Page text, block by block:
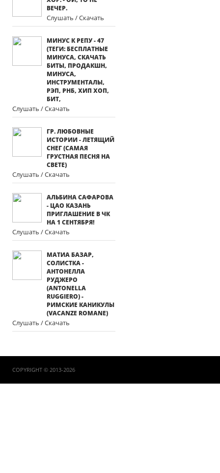
ВЕЧЕР.
Слушать / Скачать
МИНУС К РЕПУ - 47
(ТЕГИ: БЕСПЛАТНЫЕ
МИНУСА, СКАЧАТЬ
БИТЫ, ПРОДАКШН,
МИНУСА,
ИНСТРУМЕНТАЛЫ,
РЭП, РНБ, ХИП ХОП,
БИТ,
Слушать / Скачать
ГР. ЛЮБОВНЫЕ
ИСТОРИИ - ЛЕТЯЩИЙ
СНЕГ (САМАЯ
ГРУСТНАЯ ПЕСНЯ НА
СВЕТЕ)
Слушать / Скачать
АЛЬБИНА САФАРОВА
- ЦАО КАЗАНЬ
ПРИГЛАШЕНИЕ В ЧК
НА 1 СЕНТЯБРЯ!
Слушать / Скачать
МАТИА БАЗАР,
СОЛИСТКА -
АНТОНЕЛЛА
РУДЖЕРО
(ANTONELLA
RUGGIERO) -
РИМСКИЕ КАНИКУЛЫ
(VACANZE ROMANE)
Слушать / Скачать
COPYRIGHT © 2013-2026